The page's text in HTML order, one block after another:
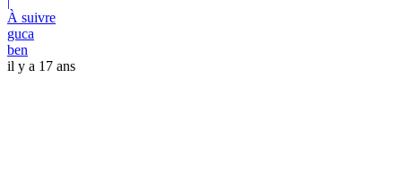
À suivre
guca
ben
il y a 17 ans